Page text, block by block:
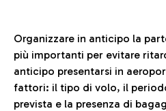
Organizzare in anticipo la
più importanti per evitare
anticipo presentarsi in
fattori: il tipo di volo, il
prevista e la presenza di